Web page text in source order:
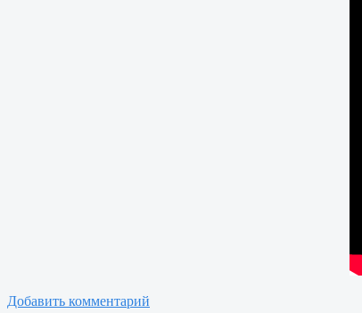
Добавить комментарий